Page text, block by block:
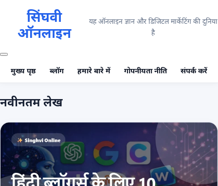
सिंघवी
ऑनलाइन
यह ऑनलाइन ज्ञान और डिजिटल मार्केटिंग की दुनिया
है
मुख्य पृष्ठ ब्लॉग हमारे बारे में गोपनीयता नीति संपर्क करें
नवीनतम लेख